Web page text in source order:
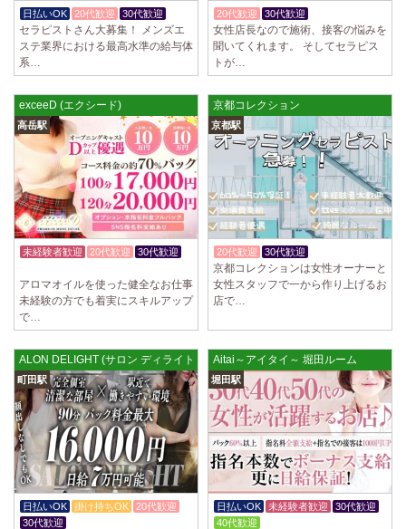
時のセクハラを撲滅するために女店長または在籍セラピストが講…
2025/03/28[亀有駅]
aroma Angel
け持ちOK、完全個室待機など嬉しい高待遇が盛りだくさんです♪ …
2025/03/28 [東海学園前駅]
デビルキャット
24時間営業！自由シフトで好きな時間に働ける 未経験者歓迎♪個室待機
でゆっくり自分の好きな事ができます♪ 可愛い制服もご用意して…
日払いOK 20代歓迎 30代歓迎
セラピストさん大募集！ メンズエ
ステ業界における最高水準の給与体
系…
20代歓迎 30代歓迎
女性店長なので施術、接客の悩みを
聞いてくれます。 そしてセラピス
トが…
exceeD (エクシード)
高岳駅
未経験者歓迎 20代歓迎
30代歓迎
アロマオイルを使った健全なお仕事
未経験の方でも着実にスキルアップ
で…
京都コレクション
京都駅
20代歓迎 30代歓迎
京都コレクションは女性オーナーと
女性スタッフで一から作り上げるお
店で…
ALON DELIGHT (サロン ディライト) 町田ルーム
町田駅
日払いOK 掛け持ちOK
20代歓迎
30代歓迎
Aitai～アイタイ～ 堀田ルーム
堀田駅
日払いOK 未経験者歓迎
30代歓迎
40代歓迎